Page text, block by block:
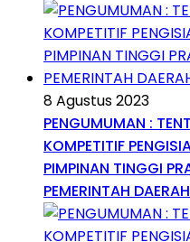
8 Agustus 2023
PENGUMUMAN :
KOMPETITIF
PIMPINAN TINGGI
PEMERINTAH